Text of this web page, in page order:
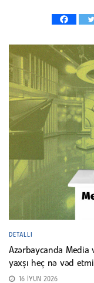
DETALLI
Azərbaycanda Media
yaxşı heç nə vəd
16 İYUN 2026